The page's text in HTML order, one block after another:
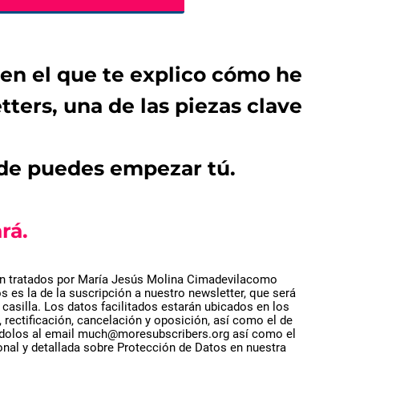
el que te explico cómo he
una de las piezas clave
puedes empezar tú.
tratados por María Jesús Molina Cimadevilacomo
es la de la suscripción a nuestro newsletter, que será
Los datos facilitados estarán ubicados en los
rectificación, cancelación y oposición, así como el de
al email much@moresubscribers.org así como el
y detallada sobre Protección de Datos en nuestra